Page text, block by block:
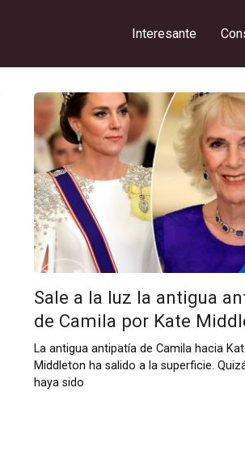
Interesante
Sale a la luz la antigua
de Camila por Kate
La antigua antipatía de Camila hacia
Middleton ha salido a la superficie.
haya sido